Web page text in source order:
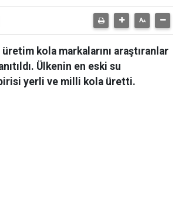
kola markalarını araştıranlar
Ülkenin en eski su
yerli ve milli kola üretti.